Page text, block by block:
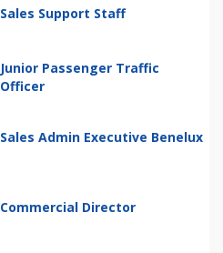
Sales Support Staff
Junior Passenger Traffic
Officer
Sales Admin Executive Benelux
Commercial Director